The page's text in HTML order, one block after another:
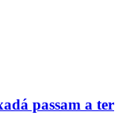
passam a ter